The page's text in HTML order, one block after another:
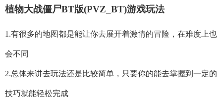
植物大战僵尸BT版(PVZ_BT)游戏玩法
1.有很多的地图都是能让你去展开着激情的冒险，在难度上也
会不同
2.总体来讲去玩法还是比较简单，只要你的能去掌握到一定的
技巧就能轻松完成